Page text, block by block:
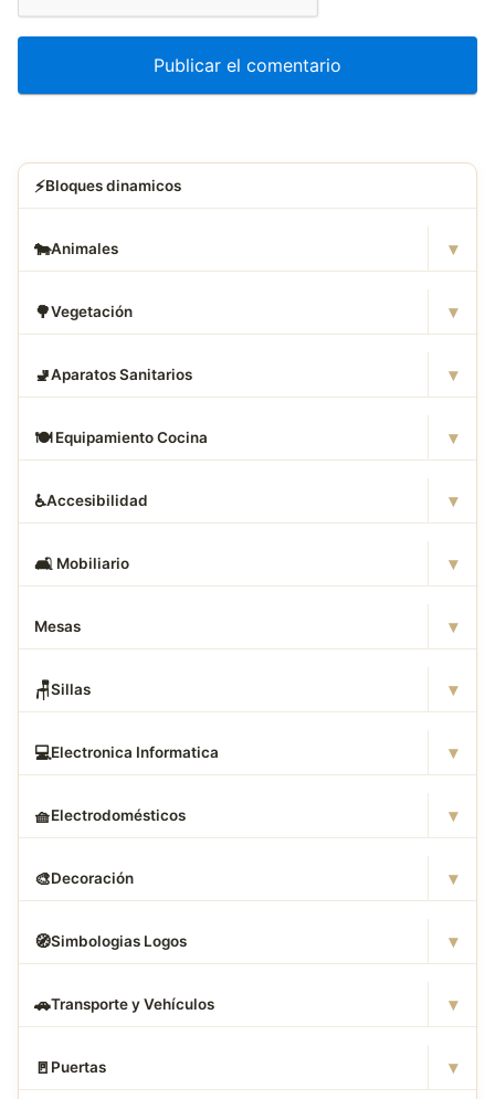
⚡Bloques dinamicos
🐄Animales ▾
🌳Vegetación ▾
🚽Aparatos Sanitarios ▾
🍽️ Equipamiento Cocina ▾
♿Accesibilidad ▾
🛋 ️ Mobiliario ▾
Mesas ▾
🪑Sillas ▾
💻Electronica Informatica ▾
🧺Electrodomésticos ▾
🎨Decoración ▾
🧭Simbologias Logos ▾
🚗Transporte y Vehículos ▾
🚪 Puertas ▾